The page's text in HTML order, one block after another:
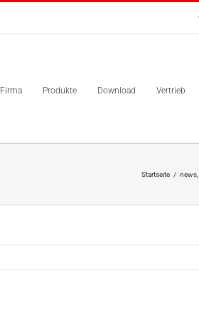
Firma Produkte Download Vertrieb
Startseite / news